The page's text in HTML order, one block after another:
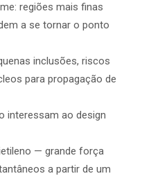
regiões mais finas
a se tornar o ponto
inclusões, riscos
para propagação de
interessam ao design
— grande força
a partir de um